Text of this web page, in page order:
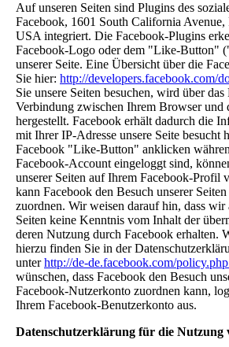
Auf unseren Seiten sind Plugins des
Facebook, 1601 South California
USA integriert. Die Facebook-Plugins
Facebook-Logo oder dem "Like-Button"
unserer Seite. Eine Übersicht über die
Sie hier: http://developers.facebook.com/
Sie unsere Seiten besuchen, wird über
Verbindung zwischen Ihrem Browser und
hergestellt. Facebook erhält dadurch die
mit Ihrer IP-Adresse unsere Seite besucht
Facebook "Like-Button" anklicken
Facebook-Account eingeloggt sind,
unserer Seiten auf Ihrem Facebook-Profil
kann Facebook den Besuch unserer
zuordnen. Wir weisen darauf hin, dass wir
Seiten keine Kenntnis vom Inhalt der
deren Nutzung durch Facebook erhalten.
hierzu finden Sie in der
unterhttp://de-de.facebook.com/
wünschen, dass Facebook den Besuch
Facebook-Nutzerkonto zuordnen kann,
Ihrem Facebook-Benutzerkonto aus.
Datenschutzerklärung für die Nutzung